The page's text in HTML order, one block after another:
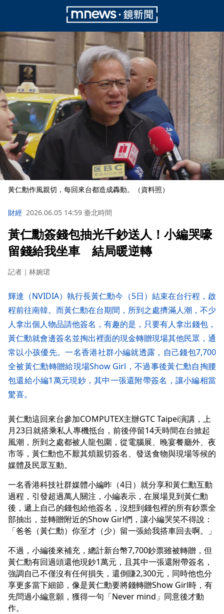
黃仁勳作風親切，每回來台都造成轟動。（資料照）
財經 2026.06.05 14:59 臺北時間
黃仁勳簽錢包抽光千鈔送人！小編哭嚎
留錢給我坐車 結局暖逆轉
記者｜林婉珺
輝達（NVIDIA）執行長黃仁勳今（5日）結束在台行程，啟
程前往南韓。而黃仁勳在台期間，所到之處擠滿人潮，不少
人拿出個人物品請他簽名，有趣的是，只要有人拿出錢包，
黃仁勳就會邊簽名並掏出裡面的現金轉贈現場其他民眾，通
常以小孩優先。一名香港社群小編就透露，自己錢包7,700
全被黃仁勳轉贈給現場Show Girl，不過事後黃仁勳自掏腰
包還給小編1萬元現鈔，其中一張還附帶簽名，讓小編相當
驚喜。
黃仁勳這回來台參加COMPUTEX主辦GTC Taipei演講，上
月23日就搭乘私人專機抵台，前後停留14天時間在台掀起
風潮，所到之處都被人龍包圍，從電腦展、晚宴餐廳外、夜
市等，黃仁勳也不厭其煩親切簽名、發送食物與現場等候的
媒體及民眾互動。
一名香港科技社群媒體小編昨（4日）就分享和黃仁勳互動
過程，引發超過萬人關注，小編表示，在展場見到黃仁勳
後，遞上自己的錢包給他簽名，沒想到錢包裡的所有鈔票全
部抽出，並轉贈附近的Show Girl們，讓小編哭笑不得說：
「爸爸（黃仁勳）你至才（少）留一張給我搭車回去啊。」
不過，小編後來補充，總計新台幣7,700鈔票雖被轉贈，但
黃仁勳有回過頭還他現鈔1萬元，且其中一張還附帶簽名，
強調自己不僅沒有任何損失，還倒賺2,300元，同時他也分
享更多當下細節，像是黃仁勳要將錢轉贈Show Girl時，有
先問過小編意願，獲得一句「Never mind」同意後才動
作。